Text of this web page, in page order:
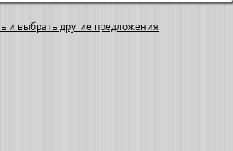
и выбрать другие предложения